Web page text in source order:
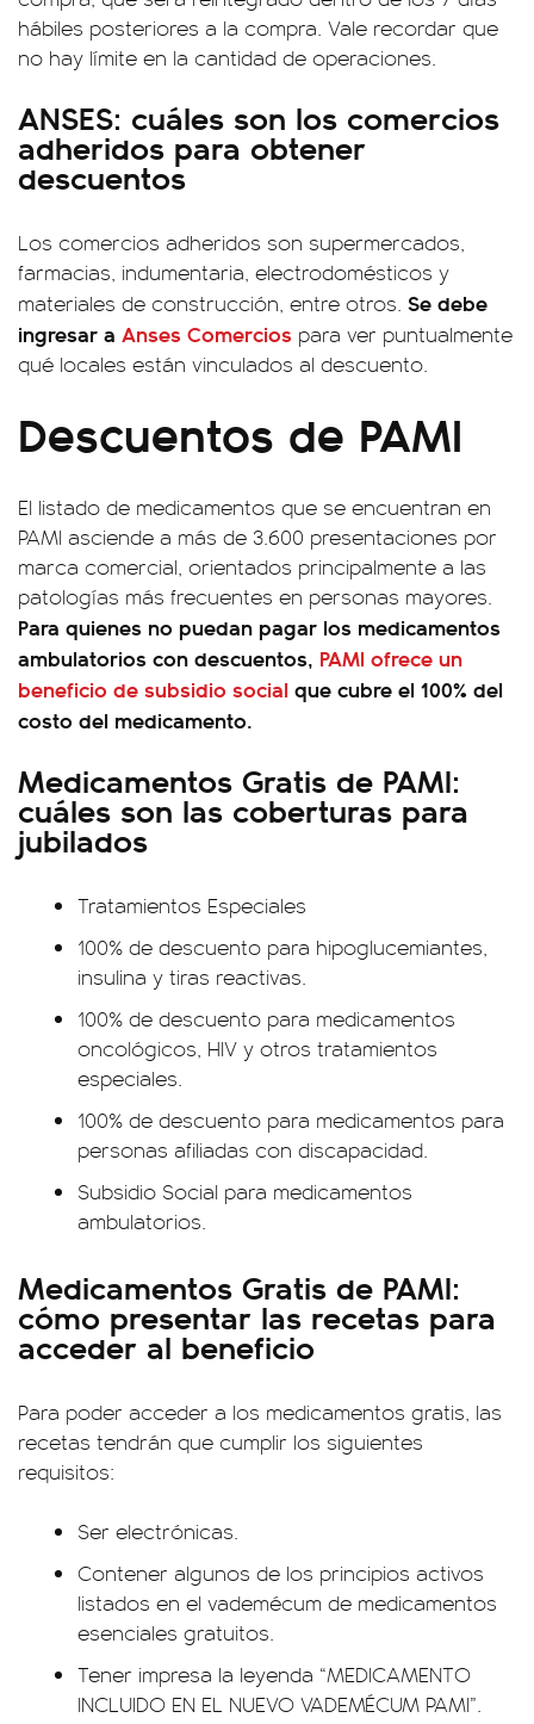
hábiles posteriores a la compra. Vale recordar que
no hay límite en la cantidad de operaciones.
ANSES: cuáles son los comercios
adheridos para obtener
descuentos
Los comercios adheridos son supermercados,
farmacias, indumentaria, electrodomésticos y
materiales de construcción, entre otros. Se debe
ingresar a Anses Comercios para ver puntualmente
qué locales están vinculados al descuento.
Descuentos de PAMI
El listado de medicamentos que se encuentran en
PAMI asciende a más de 3.600 presentaciones por
marca comercial, orientados principalmente a las
patologías más frecuentes en personas mayores.
Para quienes no puedan pagar los medicamentos
ambulatorios con descuentos, PAMI ofrece un
beneficio de subsidio social que cubre el 100% del
costo del medicamento.
Medicamentos Gratis de PAMI:
cuáles son las coberturas para
jubilados
Tratamientos Especiales
100% de descuento para hipoglucemiantes,
insulina y tiras reactivas.
100% de descuento para medicamentos
oncológicos, HIV y otros tratamientos
especiales.
100% de descuento para medicamentos para
personas afiliadas con discapacidad.
Subsidio Social para medicamentos
ambulatorios.
Medicamentos Gratis de PAMI:
cómo presentar las recetas para
acceder al beneficio
Para poder acceder a los medicamentos gratis, las
recetas tendrán que cumplir los siguientes
requisitos:
Ser electrónicas.
Contener algunos de los principios activos
listados en el vademécum de medicamentos
esenciales gratuitos.
Tener impresa la leyenda “MEDICAMENTO
INCLUIDO EN EL NUEVO VADEMÉCUM PAMI”.